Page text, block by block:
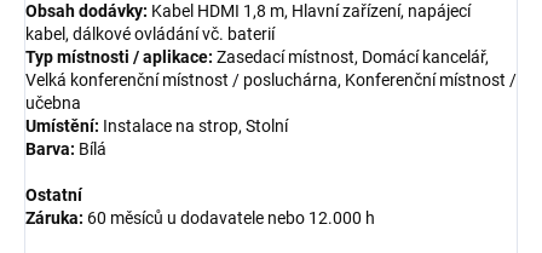
Obsah dodávky: Kabel HDMI 1,8 m, Hlavní zařízení, napájecí
kabel, dálkové ovládání vč. baterií
Typ místnosti / aplikace: Zasedací místnost, Domácí kancelář,
Velká konferenční místnost / posluchárna, Konferenční místnost /
učebna
Umístění: Instalace na strop, Stolní
Barva: Bílá
Ostatní
Záruka: 60 měsíců u dodavatele nebo 12.000 h